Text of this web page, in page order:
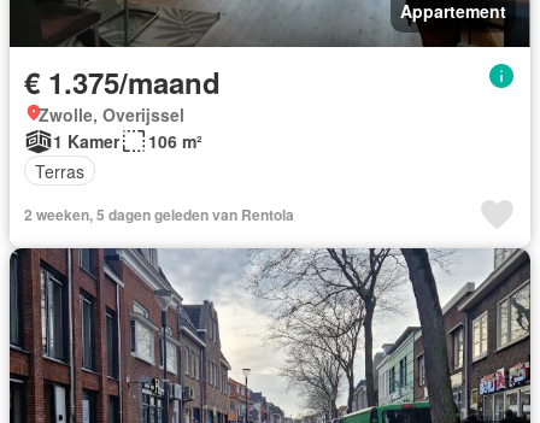
Appartement
€ 1.375/maand
Zwolle, Overijssel
1 Kamer
106 m²
Terras
2 weeken, 5 dagen geleden van Rentola